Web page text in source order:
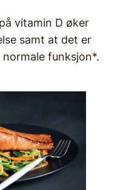
vitamin D øker
samt at det er
funksjon*.